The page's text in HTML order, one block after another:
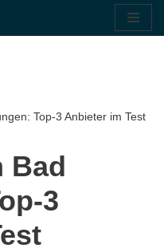
Top-3 Anbieter im Test
Bad
3